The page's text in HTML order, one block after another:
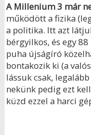
A Millenium 3 már
működött a fizika
a politika. Itt azt
bérgyilkos, és egy
puha újságíró
bontakozik ki (a
lássuk csak,
nekünk pedig ezt
küzd ezzel a harci